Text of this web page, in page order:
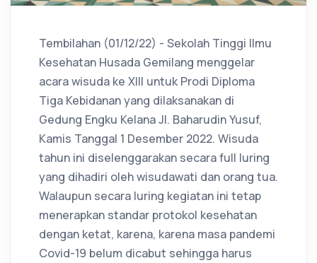
Tembilahan (01/12/22) - Sekolah Tinggi Ilmu
Kesehatan Husada Gemilang menggelar
acara wisuda ke XIII untuk Prodi Diploma
Tiga Kebidanan yang dilaksanakan di
Gedung Engku Kelana Jl. Baharudin Yusuf,
Kamis Tanggal 1 Desember 2022. Wisuda
tahun ini diselenggarakan secara full luring
yang dihadiri oleh wisudawati dan orang tua.
Walaupun secara luring kegiatan ini tetap
menerapkan standar protokol kesehatan
dengan ketat, karena, karena masa pandemi
Covid-19 belum dicabut sehingga harus